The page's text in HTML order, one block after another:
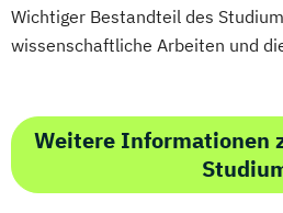
Online Marketing (DE/EN)
Personalentwicklung
Pflegemanagement
Product Management
Wichtiger Bestandteil des
wissenschaftliche Arbeiten und
Weitere Informationen